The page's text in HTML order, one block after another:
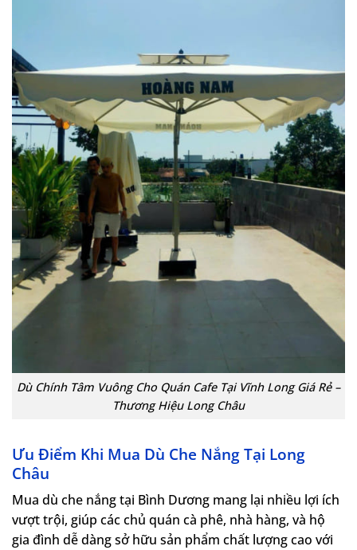
Dù Chính Tâm Vuông Cho Quán Cafe Tại Vĩnh Long Giá Rẻ –
Thương Hiệu Long Châu
Ưu Điểm Khi Mua Dù Che Nắng Tại Long
Châu
Mua dù che nắng tại Bình Dương mang lại nhiều lợi ích
vượt trội, giúp các chủ quán cà phê, nhà hàng, và hộ
gia đình dễ dàng sở hữu sản phẩm chất lượng cao với